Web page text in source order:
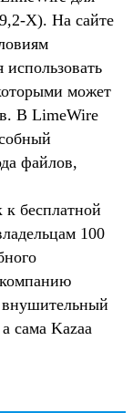
X). На сайте
использовать
может
В LimeWire
файлов,
бесплатной
100
компанию
внушительный
сама Kazaa